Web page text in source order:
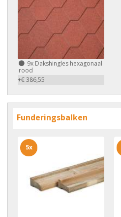
9x Dakshingles hexagonaal
rood
+€ 386,55
Funderingsbalken
5x